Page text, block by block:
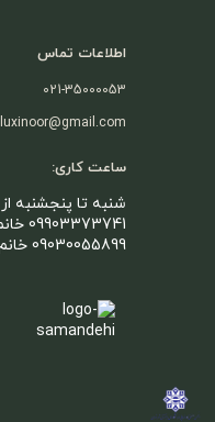
اطلاعات تماس
021-35000053
luxinoor@gmail.com
ساعت کاری:
شنبه تا پنجشنبه از 8:30 الی 19
09903373741 خانم قجاوند
09030055899 خانم صالحیان